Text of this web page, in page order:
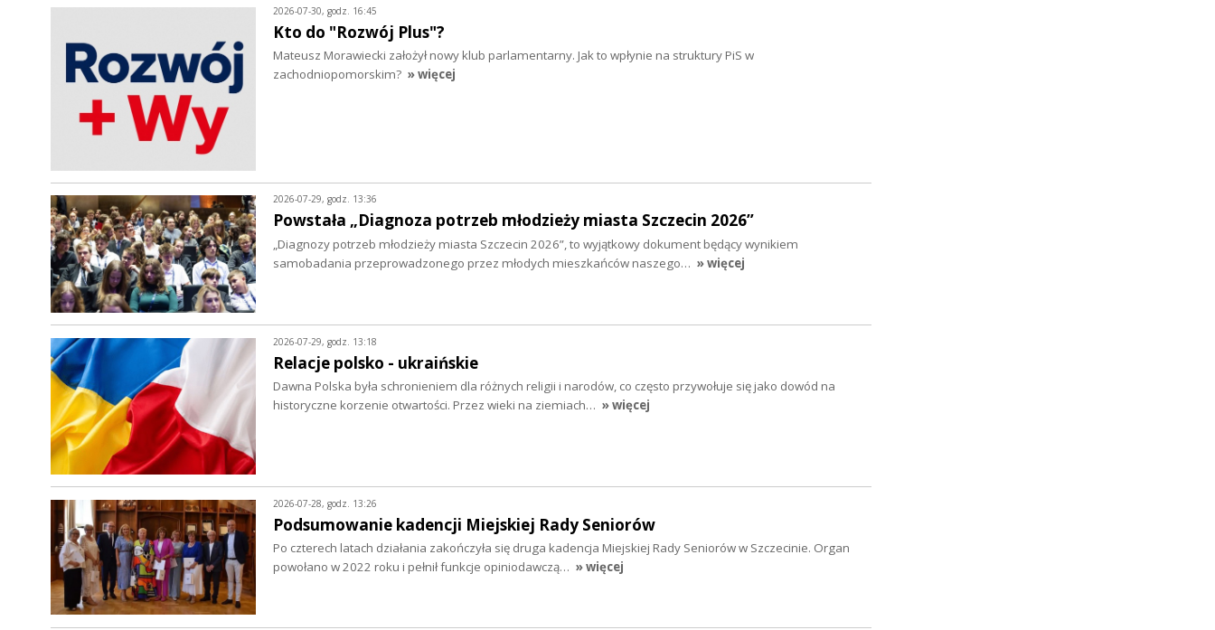
2026-07-30, godz. 16:45
Kto do "Rozwój Plus"?
Mateusz Morawiecki założył nowy klub parlamentarny. Jak to wpłynie na struktury PiS w
zachodniopomorskim? » więcej
2026-07-29, godz. 13:36
Powstała „Diagnoza potrzeb młodzieży miasta Szczecin 2026”
„Diagnozy potrzeb młodzieży miasta Szczecin 2026”, to wyjątkowy dokument będący wynikiem
samobadania przeprowadzonego przez młodych mieszkańców naszego… » więcej
2026-07-29, godz. 13:18
Relacje polsko - ukraińskie
Dawna Polska była schronieniem dla różnych religii i narodów, co często przywołuje się jako dowód na
historyczne korzenie otwartości. Przez wieki na ziemiach… » więcej
2026-07-28, godz. 13:26
Podsumowanie kadencji Miejskiej Rady Seniorów
Po czterech latach działania zakończyła się druga kadencja Miejskiej Rady Seniorów w Szczecinie. Organ
powołano w 2022 roku i pełnił funkcje opiniodawczą… » więcej